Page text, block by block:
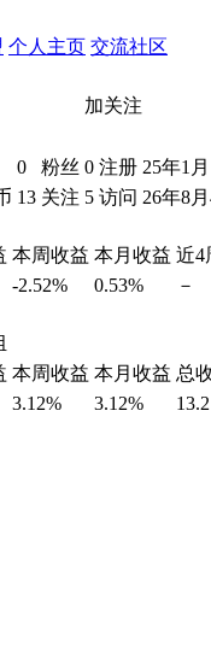
个人主页 交流社区
加关注
0 粉丝 0 注册 25年1
13 关注 5 访问 26年8
本周收益 本月收益 近4
-2.52% 0.53%
－
本周收益 本月收益 总
3.12% 3.12%